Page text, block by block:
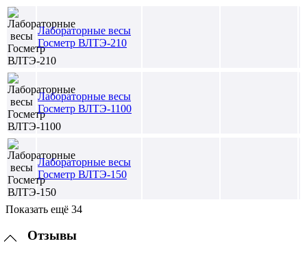
Лабораторные весы
Госметр ВЛТЭ-210
Лабораторные весы
Госметр ВЛТЭ-1100
Лабораторные весы
Госметр ВЛТЭ-150
Показать ещё 34
Отзывы